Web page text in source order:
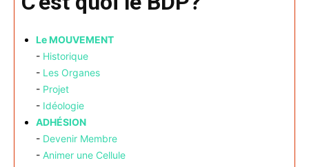
Le MOUVEMENT
- Historique
- Les Organes
- Projet
- Idéologie
ADHÉSION
- Devenir Membre
- Animer une Cellule